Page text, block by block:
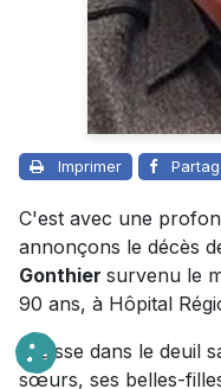
Imprimer
C'est avec une
annonçons le décès
Gonthier survenu le
90 ans, à Hôpital
Il laisse dans le deuil
sœurs, ses belles-